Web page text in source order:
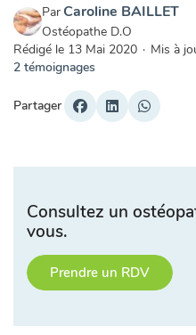
Par Caroline BAILLET
Ostéopathe D.O
Rédigé le 13 Mai 2020 · Mis à
2 témoignages
Partager
Consultez un
vous.
Prendre un RDV